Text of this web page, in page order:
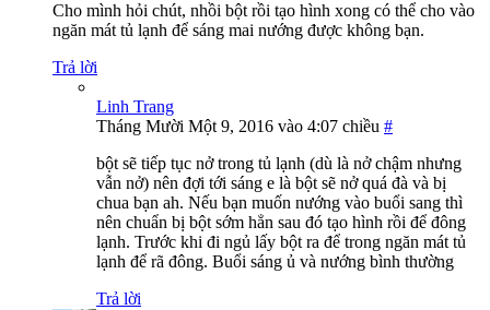
Cho mình hỏi chút, nhồi bột rồi tạo hình xong có thể cho vào
ngăn mát tủ lạnh để sáng mai nướng được không bạn.
Trả lời
Linh Trang
Tháng Mười Một 9, 2016 vào 4:07 chiều #
bột sẽ tiếp tục nở trong tủ lạnh (dù là nở chậm nhưng
vẫn nở) nên đợi tới sáng e là bột sẽ nở quá đà và bị
chua bạn ah. Nếu bạn muốn nướng vào buổi sang thì
nên chuẩn bị bột sớm hẳn sau đó tạo hình rồi để đông
lạnh. Trước khi đi ngủ lấy bột ra để trong ngăn mát tủ
lạnh để rã đông. Buổi sáng ủ và nướng bình thường
Trả lời